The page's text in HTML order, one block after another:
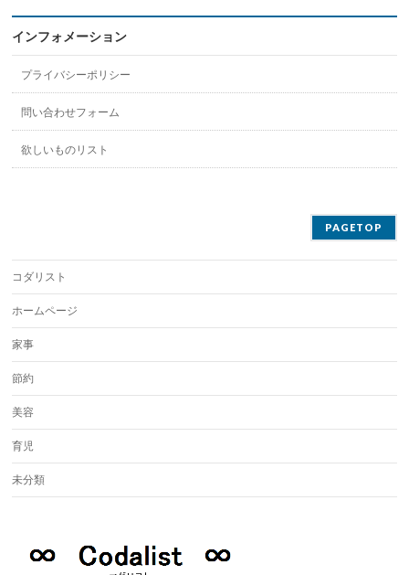
インフォメーション
プライバシーポリシー
問い合わせフォーム
欲しいものリスト
PAGETOP
コダリスト
ホームページ
家事
節約
美容
育児
未分類